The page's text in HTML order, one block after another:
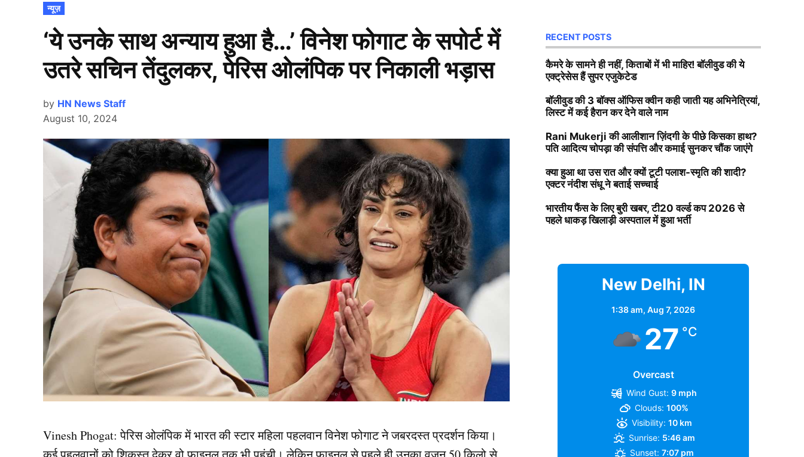
POSTED
IN
न्यूज़
‘ये उनके साथ अन्याय हुआ है…’ विनेश फोगाट के सपोर्ट में
उतरे सचिन तेंदुलकर, पेरिस ओलंपिक पर निकाली भड़ास
by HN News Staff
August 10, 2024
Vinesh Phogat: पेरिस ओलंपिक में भारत की स्टार महिला पहलवान विनेश फोगाट ने जबरदस्त प्रदर्शन किया।
RECENT POSTS
कैमरे के सामने ही नहीं, किताबों में भी माहिर! बॉलीवुड की ये
एक्ट्रेसेस हैं सुपर एजुकेटेड
बॉलीवुड की 3 बॉक्स ऑफिस क्वीन कही जाती यह अभिनेत्रियां,
लिस्ट में कई हैरान कर देने वाले नाम
Rani Mukerji की आलीशान ज़िंदगी के पीछे किसका हाथ?
पति आदित्य चोपड़ा की संपत्ति और कमाई सुनकर चौंक जाएंगे
क्या हुआ था उस रात और क्यों टूटी पलाश-स्मृति की शादी?
एक्टर नंदीश संधू ने बताई सच्चाई
भारतीय फैंस के लिए बुरी खबर, टी20 वर्ल्ड कप 2026 से
पहले धाकड़ खिलाड़ी अस्पताल में हुआ भर्ती
New Delhi, IN
1:38 am, Aug 7, 2026
27 °C
Overcast
Wind Gust: 9 mph
Clouds: 100%
Visibility: 10 km
Sunrise: 5:46 am
Sunset: 7:07 pm